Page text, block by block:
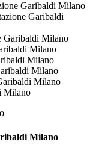
Garibaldi Milano
Garibaldi
Garibaldi Milano
Milano
Milano
Milano
Milano
Milano
Milano